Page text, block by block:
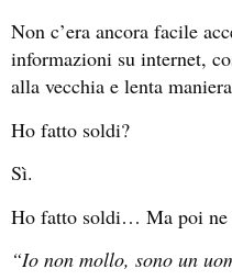
Non c’era ancora facile
informazioni su internet,
alla vecchia e lenta
Ho fatto soldi?
Sì.
Ho fatto soldi… Ma poi ne
“Io non mollo, sono un